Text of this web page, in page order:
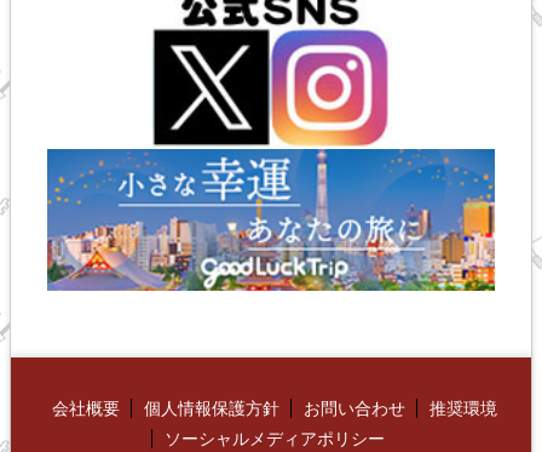
会社概要 個人情報保護方針 お問い合わせ
推奨環境
ソーシャルメディアポリシー